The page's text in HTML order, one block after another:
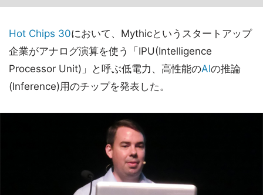
Hot Chips 30において、Mythicというスタートアップ
企業がアナログ演算を使う「IPU(Intelligence
Processor Unit)」と呼ぶ低電力、高性能のAIの推論
(Inference)用のチップを発表した。